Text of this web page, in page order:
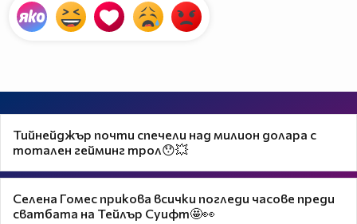
Тийнейджър почти спечели над милион долара с
тотален гейминг трол😯💥
Селена Гомес прикова всички погледи часове преди
сватбата на Тейлър Суифт🤩👀